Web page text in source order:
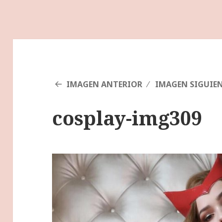
IMAGEN ANTERIOR IMAGEN
cosplay-img309